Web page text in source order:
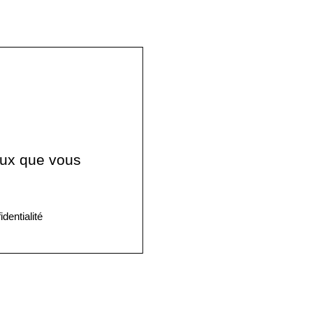
que vous